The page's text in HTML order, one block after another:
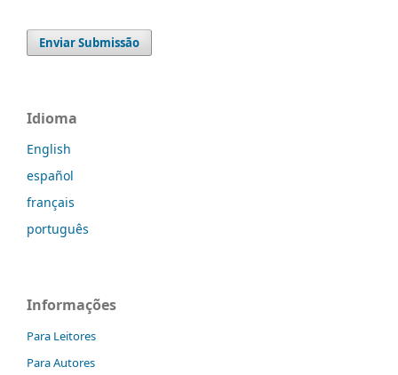
Enviar Submissão
Idioma
English
español
français
português
Informações
Para Leitores
Para Autores